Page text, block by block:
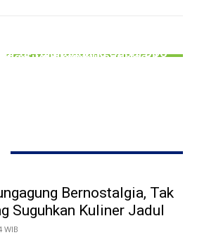
Suguhkan Kuliner Jadul
di Tulungagung Capai 300
Hingga Rugi Rp266
Bernostalgia, Tak
Suguhkan Kuliner Jadul
WIB